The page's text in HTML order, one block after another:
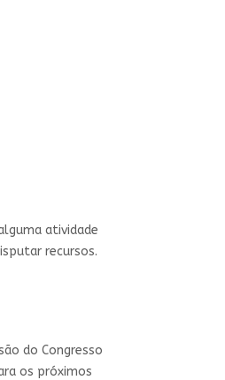
atividade
recursos.
do Congresso
os próximos